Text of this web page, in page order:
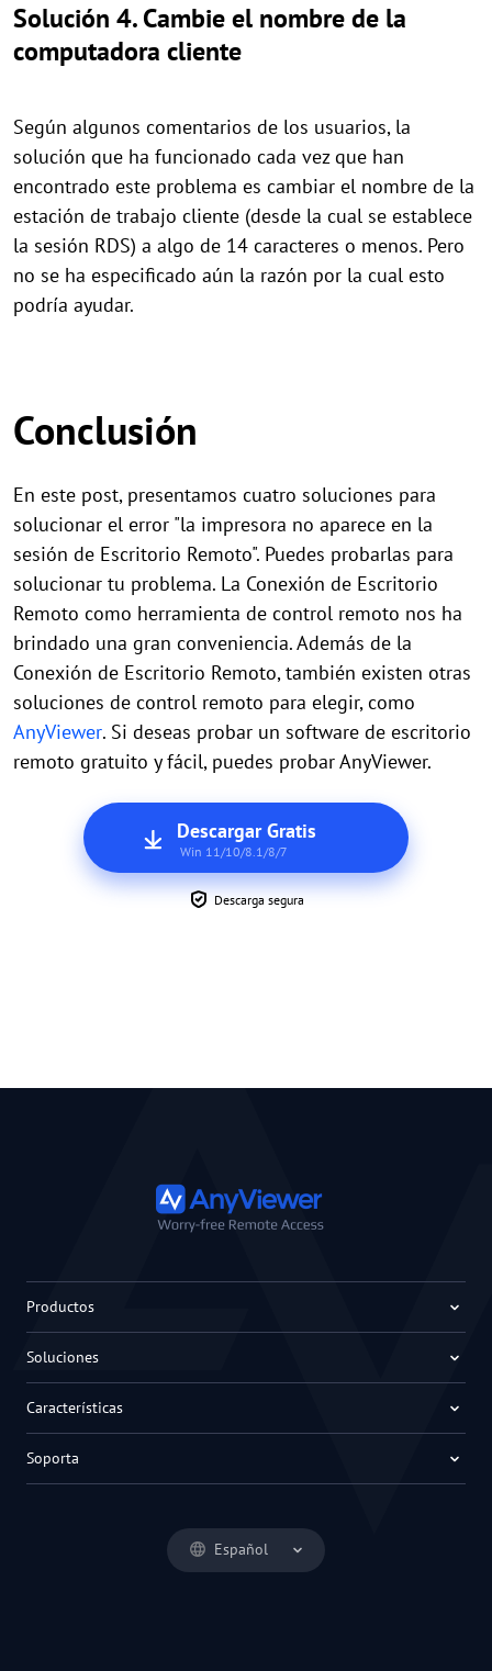
Solución 4. Cambie el nombre de la
computadora cliente
Según algunos comentarios de los usuarios, la
solución que ha funcionado cada vez que han
encontrado este problema es cambiar el nombre de la
estación de trabajo cliente (desde la cual se establece
la sesión RDS) a algo de 14 caracteres o menos. Pero
no se ha especificado aún la razón por la cual esto
podría ayudar.
Conclusión
En este post, presentamos cuatro soluciones para
solucionar el error "la impresora no aparece en la
sesión de Escritorio Remoto". Puedes probarlas para
solucionar tu problema. La Conexión de Escritorio
Remoto como herramienta de control remoto nos ha
brindado una gran conveniencia. Además de la
Conexión de Escritorio Remoto, también existen otras
soluciones de control remoto para elegir, como
AnyViewer. Si deseas probar un software de escritorio
remoto gratuito y fácil, puedes probar AnyViewer.
Descargar Gratis
Win 11/10/8.1/8/7
Descarga segura
Español
Productos
Soluciones
Características
Soporta